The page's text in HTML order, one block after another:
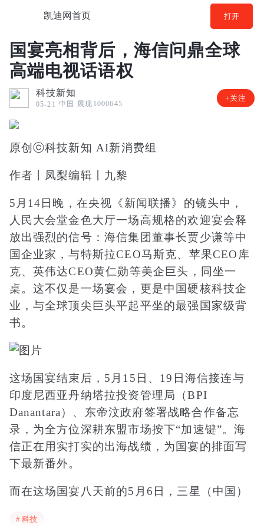
凯迪网首页 打开
国宴亮相背后，海信问鼎全球
高端电视话语权
科技新知
05-21 中国 展现1000645
+关注
原创ⓒ科技新知 AI新消费组
作者丨凤梨编辑丨九黎
5月14日晚，在央视《新闻联播》的镜头中，
人民大会堂金色大厅一场高规格的欢迎宴会释
放出强烈的信号：海信集团董事长贾少谦等中
国企业家，与特斯拉CEO马斯克、苹果CEO库
克、英伟达CEO黄仁勋等美企巨头，同坐一
桌。这不仅是一场宴会，更是中国硬核科技企
业，与全球顶尖巨头平起平坐的最强国家级背
书。
这场国宴结束后，5月15日、19日海信接连与
印度尼西亚丹纳塔拉投资管理局（BPI
Danantara）、东帝汶政府签署战略合作备忘
录，为全方位深耕东盟市场按下“加速键”。海
信正在用实打实的出海战绩，为国宴的排面写
下最新番外。
而在这场国宴八天前的5月6日，三星（中国）
场环境，三星电子决定在中国大陆市场停止销
# 科技